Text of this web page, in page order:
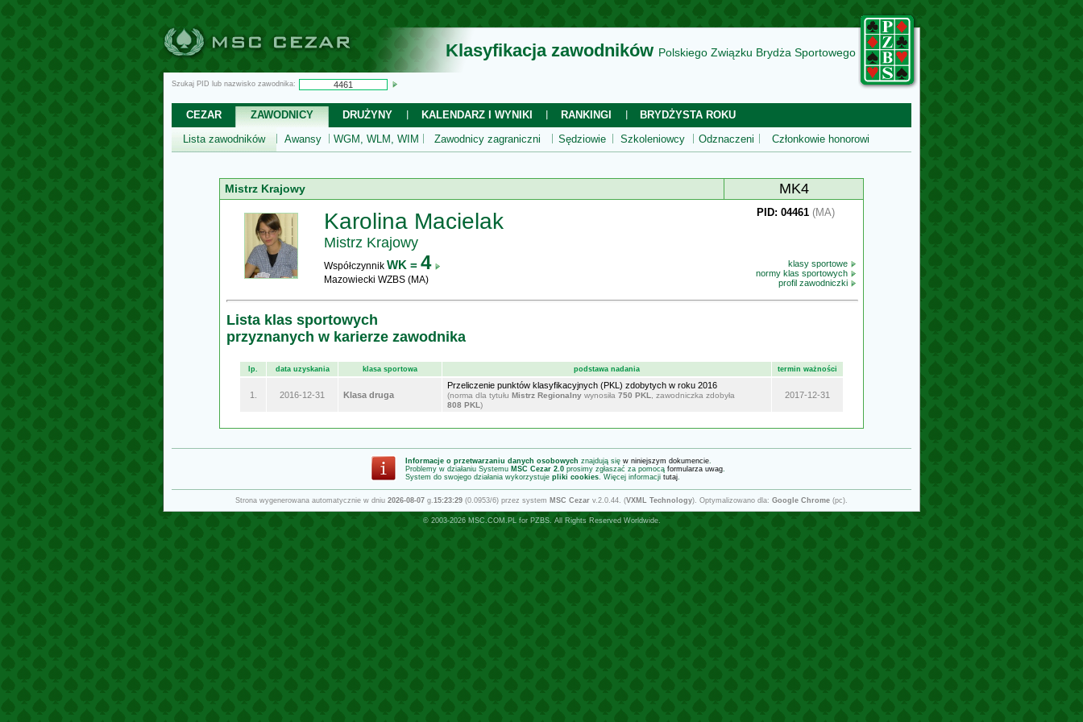
Klasyfikacja zawodników Polskiego Związku Brydża Sportowego
Szukaj PID lub nazwisko zawodnika:
CEZAR ZAWODNICY DRUŻYNY KALENDARZ I WYNIKI RANKINGI
BRYDŻYSTA ROKU
Lista zawodników
Awansy WGM, WLM, WIM Zawodnicy zagraniczni Sędziowie Szkoleniowcy Odznaczeni Członkowie honorowi
Mistrz Krajowy MK4
Karolina Macielak
Mistrz Krajowy
Współczynnik WK = 4
Mazowiecki WZBS (MA)
PID: 04461 (MA)
klasy sportowe
normy klas sportowych
profil zawodniczki
Lista klas sportowych
przyznanych w karierze zawodnika
lp. data uzyskania klasa sportowa podstawa nadania termin ważności
1. 2016-12-31 Klasa druga
Przeliczenie punktów klasyfikacyjnych (PKL) zdobytych w roku 2016
(norma dla tytułu Mistrz Regionalny wynosiła 750 PKL
, zawodniczka zdobyła
808 PKL )
2017-12-31
Informacje o przetwarzaniu danych osobowych znajdują się w niniejszym dokumencie.
Problemy w działaniu Systemu MSC Cezar 2.0 prosimy zgłaszać za pomocą formularza uwag.
System do swojego działania wykorzystuje pliki cookies. Więcej informacji tutaj.
Strona wygenerowana automatycznie w dniu 2026-08-07 g.15:23:29 (0.0953/6) przez system MSC Cezar v.2.0.44. (VXML Technology). Optymalizowano dla: Google Chrome (pc).
© 2003-2026 MSC.COM.PLfor PZBS. All Rights Reserved Worldwide.